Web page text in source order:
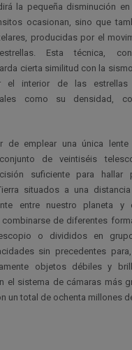
la pequeña disminución
ocasionan, sino que
producidas por el
Esta técnica,
cierta similitud con la
el interior de las estrellas
como su densidad,
de emplear una única
de veintiséis
suficiente para hallar
situados a una
entre nuestro planeta y
de diferentes
o divididos en
sin precedentes
objetos débiles y
el sistema de cámaras más
un total de ochenta millones